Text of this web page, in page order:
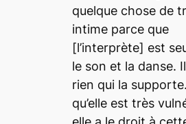
quelque chose de
intime parce que
[l’interprète] est
le son et la danse. Il
rien qui la
qu’elle est très